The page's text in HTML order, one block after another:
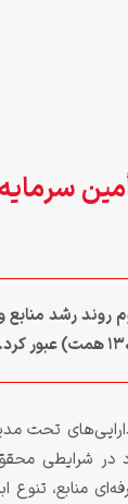
رشد منابع و
تحت
این دستاورد در
تنوع